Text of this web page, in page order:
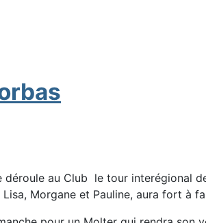
déroule au Club le tour interégional
Lisa, Morgane et Pauline, aura fort à